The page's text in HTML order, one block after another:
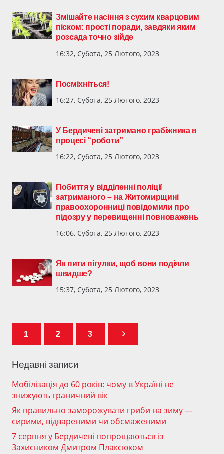
Змішайте насіння з сухим кварцовим
піском: прості поради, завдяки яким
розсада точно зійде
16:32, Субота, 25 Лютого, 2023
Посміхніться!
16:27, Субота, 25 Лютого, 2023
У Бердичеві затримано грабіжника в
процесі “роботи”
16:22, Субота, 25 Лютого, 2023
​Побиття у відділенні поліції
затриманого – на Житомирщині
правоохоронниці повідомили про
підозру у перевищенні повноважень
16:06, Субота, 25 Лютого, 2023
Як пити пігулки, щоб вони подіяли
швидше?
15:37, Субота, 25 Лютого, 2023
1 2 3
Недавні записи
Мобілізація до 60 років: чому в Україні не
знижують граничний вік
Як правильно заморожувати гриби на зиму —
сирими, відвареними чи обсмаженими
7 серпня у Бердичеві попрощаються із
Захисником Дмитром Плаксюком